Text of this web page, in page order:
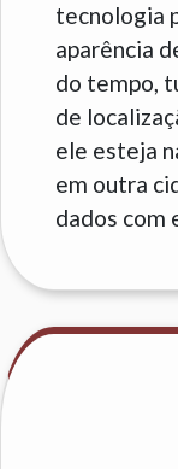
tecnologia
aparência
do tempo,
de
ele esteja
em outra
dados com